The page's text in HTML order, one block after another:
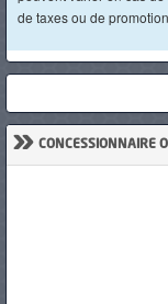
de taxes ou de
» CONCESSIONNAIRE